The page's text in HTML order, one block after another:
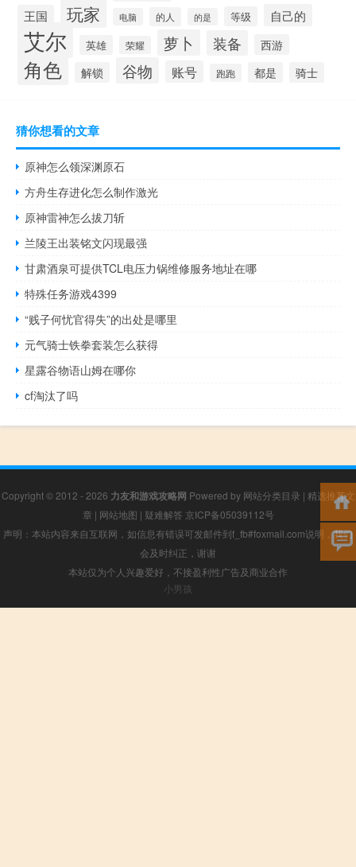
王国 玩家 电脑 的人 的是 等级 自己的
艾尔 英雄 荣耀 萝卜 装备 西游
角色 解锁 谷物 账号 跑跑 都是 骑士
猜你想看的文章
原神怎么领深渊原石
方舟生存进化怎么制作激光
原神雷神怎么拔刀斩
兰陵王出装铭文闪现最强
甘肃酒泉可提供TCL电压力锅维修服务地址在哪
特殊任务游戏4399
“贱子何忧官得失”的出处是哪里
元气骑士铁拳套装怎么获得
星露谷物语山姆在哪你
cf淘汰了吗
Copyright © 2012 - 2026 力友和游戏攻略网 Powered by 网站分类目录 | 精选推荐文
章 | 网站地图 | 疑难解答 京ICP备05039112号
声明：本站内容来自互联网，如信息有错误可发邮件到f_fb#foxmail.com说明，我们
会及时纠正，谢谢
本站仅为个人兴趣爱好，不接盈利性广告及商业合作
小男孩